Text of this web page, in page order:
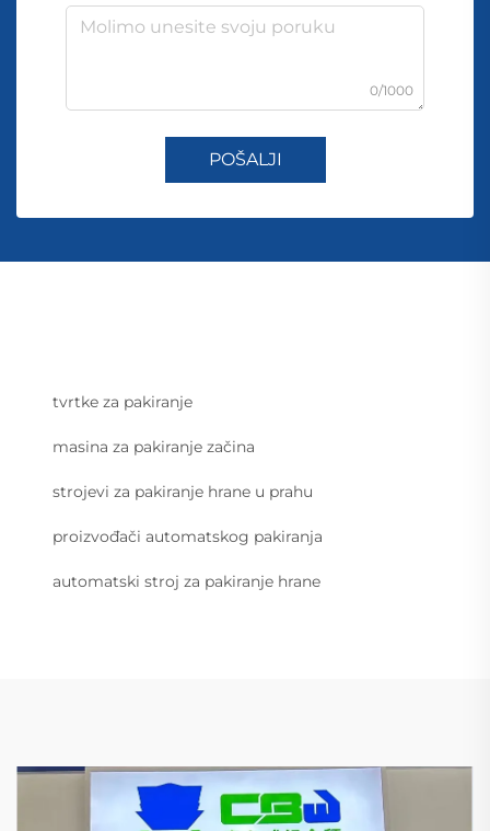
0/1000
POŠALJI
tvrtke za pakiranje
masina za pakiranje začina
strojevi za pakiranje hrane u prahu
proizvođači automatskog pakiranja
automatski stroj za pakiranje hrane